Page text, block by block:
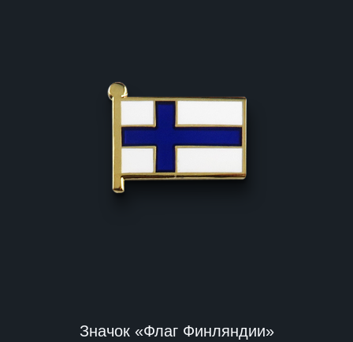
Значок «Флаг Финляндии»